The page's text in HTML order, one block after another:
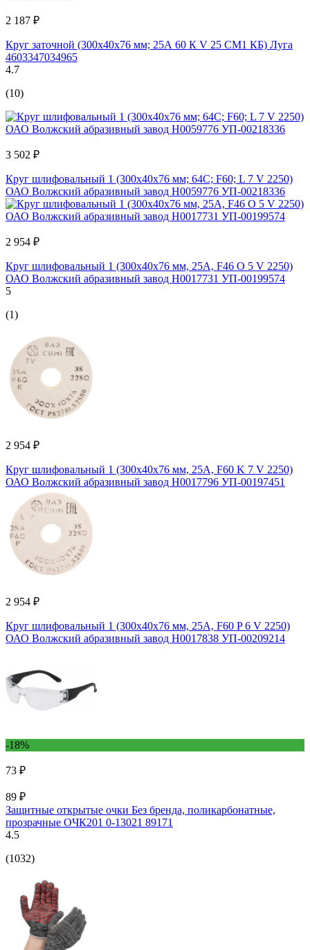
2 187 ₽
Круг заточной (300х40х76 мм; 25А 60 К V 25 СМ1 КБ) Луга
4603347034965
4.7
(10)
3 502 ₽
Круг шлифовальный 1 (300x40x76 мм; 64С; F60; L 7 V 2250)
ОАО Волжский абразивный завод Н0059776 УП-00218336
2 954 ₽
Круг шлифовальный 1 (300x40x76 мм, 25А, F46 O 5 V 2250)
ОАО Волжский абразивный завод Н0017731 УП-00199574
5
(1)
2 954 ₽
Круг шлифовальный 1 (300x40x76 мм, 25А, F60 K 7 V 2250)
ОАО Волжский абразивный завод Н0017796 УП-00197451
2 954 ₽
Круг шлифовальный 1 (300x40x76 мм, 25А, F60 P 6 V 2250)
ОАО Волжский абразивный завод Н0017838 УП-00209214
-18%
73 ₽
89 ₽
Защитные открытые очки Без бренда, поликарбонатные,
прозрачные ОЧК201 0-13021 89171
4.5
(1032)